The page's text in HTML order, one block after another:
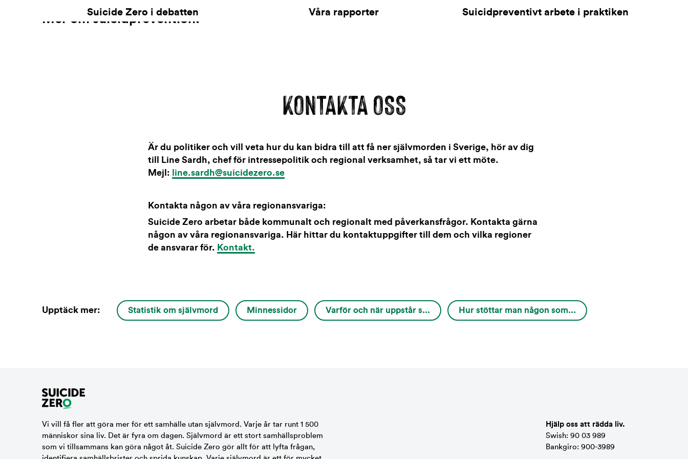
Mer om suicidprevention:
Suicide Zero i debatten Våra rapporter Suicidpreventivt arbete i praktiken
KONTAKTA OSS
Är du politiker och vill veta hur du kan bidra till att få ner självmorden i Sverige, hör av dig
till Line Sardh, chef för intressepolitik och regional verksamhet, så tar vi ett möte.
Mejl:
line.sardh@suicidezero.se
Kontakta någon av våra regionansvariga:
Suicide Zero arbetar både kommunalt och regionalt med påverkansfrågor. Kontakta gärna
någon av våra regionansvariga. Här hittar du kontaktuppgifter till dem och vilka regioner
de ansvarar för. Kontakt.
Upptäck mer: Statistik om självmord Minnessidor Varför och när uppstår s... Hur stöttar man någon som...
Vi vill få fler att göra mer för ett samhälle utan självmord. Varje år tar runt 1 500
människor sina liv. Det är fyra om dagen. Självmord är ett stort samhällsproblem
som vi tillsammans kan göra något åt. Suicide Zero gör allt för att lyfta frågan,
Hjälp oss att rädda liv.
Swish: 90 03 989
Bankgiro: 900-3989